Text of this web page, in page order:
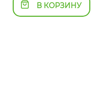
В КОРЗИНУ